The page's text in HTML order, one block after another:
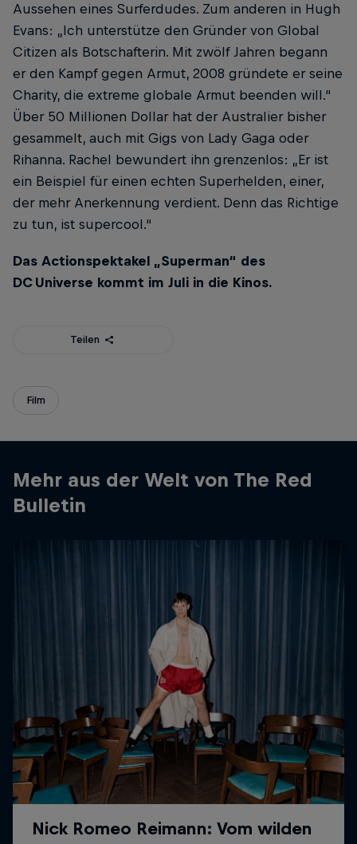
Aussehen eines Surferdudes. Zum anderen in Hugh
Evans: „Ich unterstütze den Gründer von Global
Citizen als Botschafterin. Mit zwölf Jahren begann
er den Kampf gegen Armut, 2008 gründete er seine
Charity, die extreme globale Armut be­enden will.“
Über 50 Millionen Dollar hat der Australier bisher
gesammelt, auch mit Gigs von Lady Gaga oder
Rihanna. Rachel bewundert ihn grenzenlos: „Er ist
ein Beispiel für einen echten Superhelden, einer,
der mehr Anerkennung verdient. Denn das Richtige
zu tun, ist supercool.“
Das Actionspektakel „Superman“ des
DC Universe kommt im Juli in die Kinos.
Teilen
Film
Mehr aus der Welt von The Red
Bulletin